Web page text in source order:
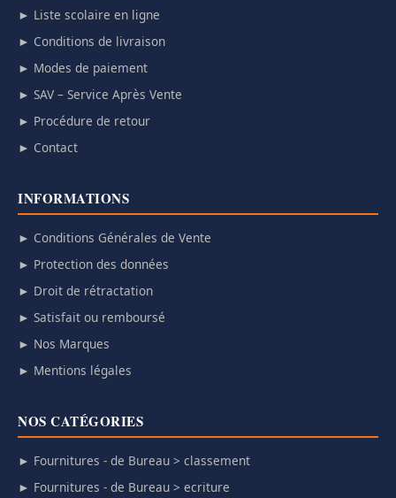
► Liste scolaire en ligne
► Conditions de livraison
► Modes de paiement
► SAV – Service Après Vente
► Procédure de retour
► Contact
INFORMATIONS
► Conditions Générales de Vente
► Protection des données
► Droit de rétractation
► Satisfait ou remboursé
► Nos Marques
► Mentions légales
NOS CATÉGORIES
► Fournitures - de Bureau > classement
► Fournitures - de Bureau > ecriture